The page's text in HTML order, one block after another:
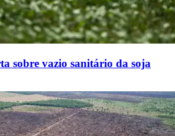
sobre vazio sanitário da soja